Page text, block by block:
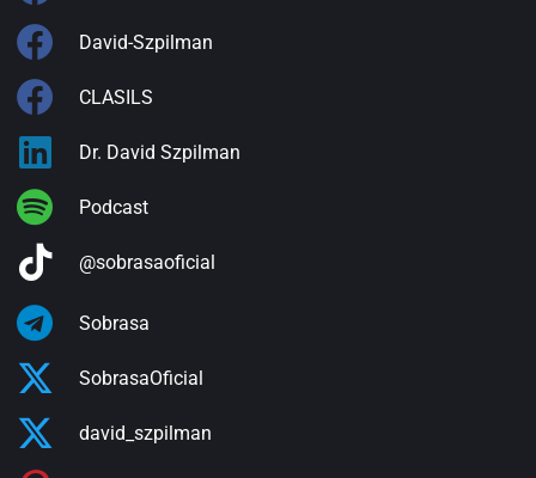
David-Szpilman
CLASILS
Dr. David Szpilman
Podcast
@sobrasaoficial
Sobrasa
SobrasaOficial
david_szpilman